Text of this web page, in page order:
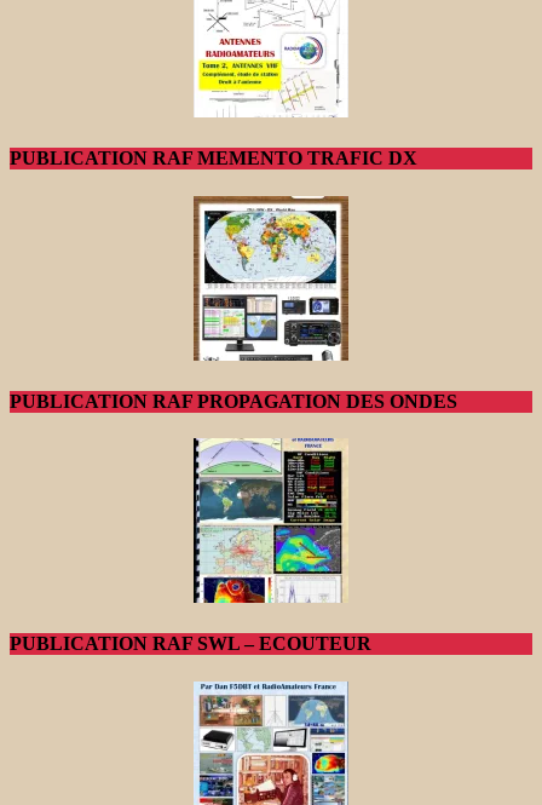
PUBLICATION RAF MEMENTO TRAFIC DX
PUBLICATION RAF PROPAGATION DES ONDES
PUBLICATION RAF SWL – ECOUTEUR